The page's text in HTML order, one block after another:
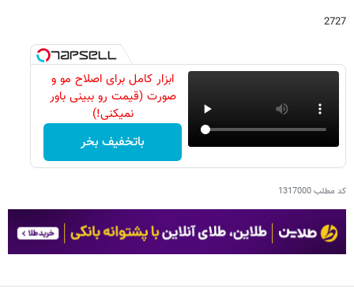
2727
ابزار کامل برای اصلاح مو و
صورت (قیمت رو ببینی باور
نمیکنی!)
باتخفیف بخر
کد مطلب1317000